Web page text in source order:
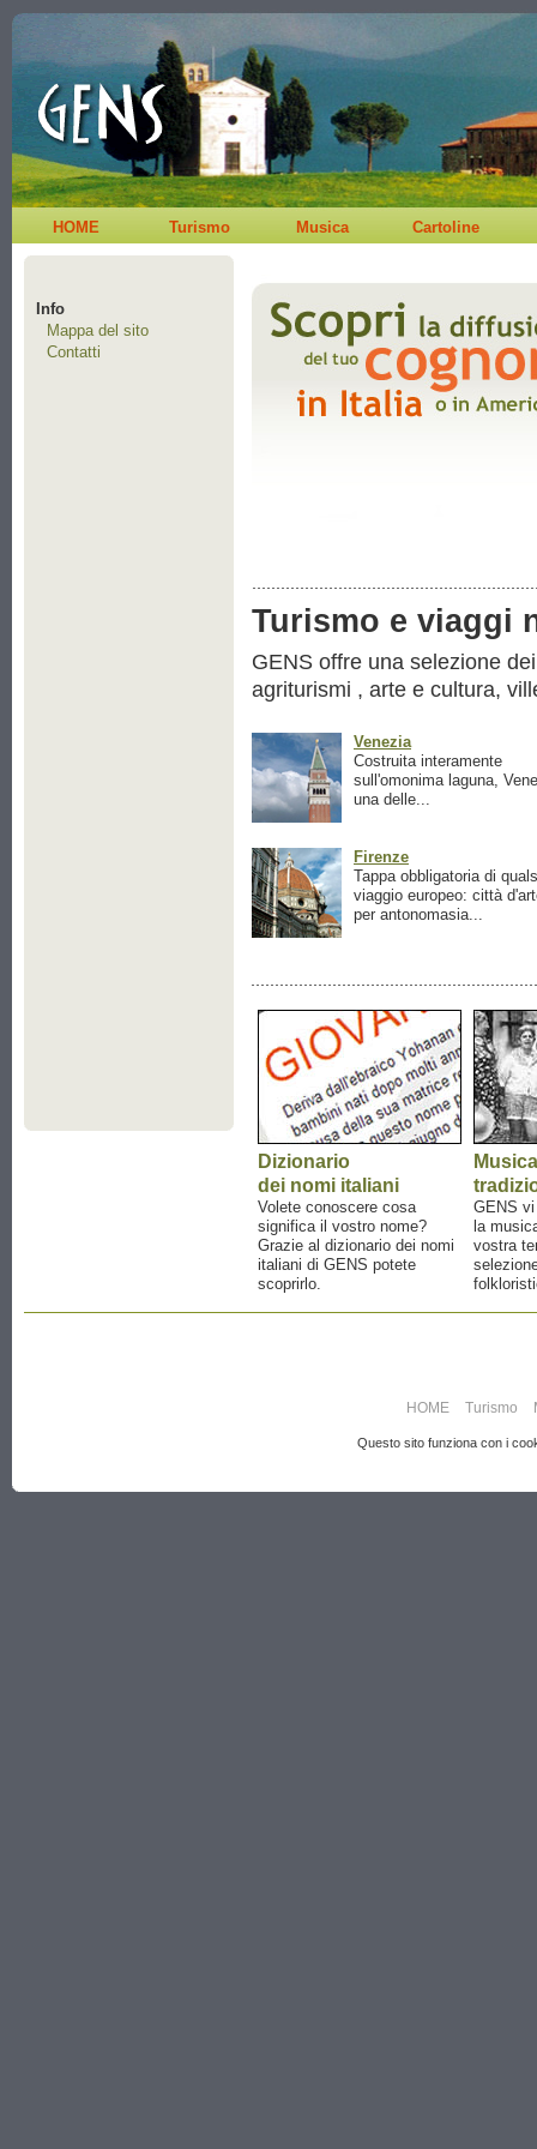
HOME Turismo Musica Cartoline
Info
Mappa del sito
Contatti
Turismo e viaggi
GENS offre una selezione
agriturismi , arte e cultura,
Venezia
Costruita interamente
sull'omonima laguna,
una delle...
Firenze
Tappa obbligatoria di
viaggio europeo: città
per antonomasia...
Dizionario
dei nomi italiani
Volete conoscere cosa
significa il vostro nome?
Grazie al dizionario dei nomi
italiani di GENS potete
scoprirlo.
Musica
GENS
la
vostra
HOME Turismo
Questo sito funziona con i